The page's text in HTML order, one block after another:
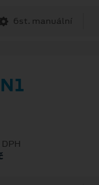
6st. manuální